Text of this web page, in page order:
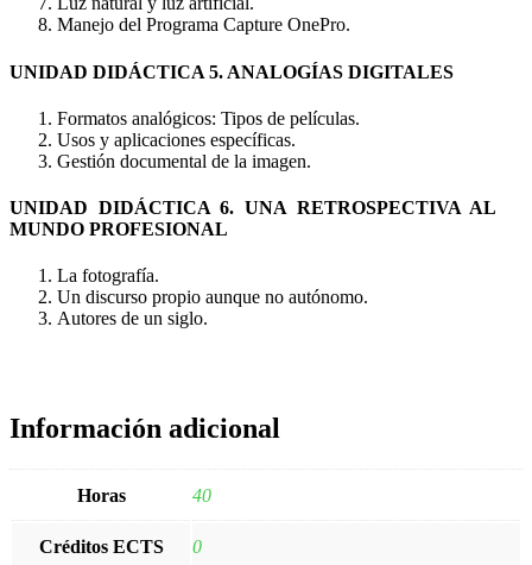
Manejo del Programa Capture OnePro.
UNIDAD DIDÁCTICA 5. ANALOGÍAS DIGITALES
Formatos analógicos: Tipos de películas.
Usos y aplicaciones específicas.
Gestión documental de la imagen.
UNIDAD DIDÁCTICA 6. UNA RETROSPECTIVA AL
MUNDO PROFESIONAL
La fotografía.
Un discurso propio aunque no autónomo.
Autores de un siglo.
Información adicional
Horas 40
Créditos ECTS 0